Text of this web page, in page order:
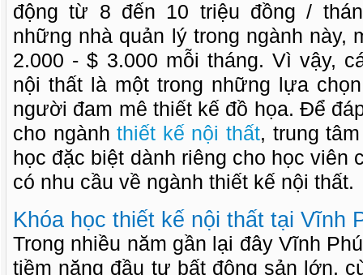
động từ 8 đến 10 triệu đồng /
những nhà quản lý trong ngành này,
2.000 - $ 3.000 mỗi tháng. Vì vậy,
nội thất là một trong những lựa
người đam mê thiết kế đồ họa. Để
cho ngànhthiết kế nội thất, trung
học đặc biệt dành riêng cho học viên
có nhu cầu về ngành thiết kế nội thất.
Khóa học thiết kế nội thất tại Vĩnh
Trong nhiều năm gần lại đây Vĩnh
tiềm năng đầu tư bất động sản lớn,